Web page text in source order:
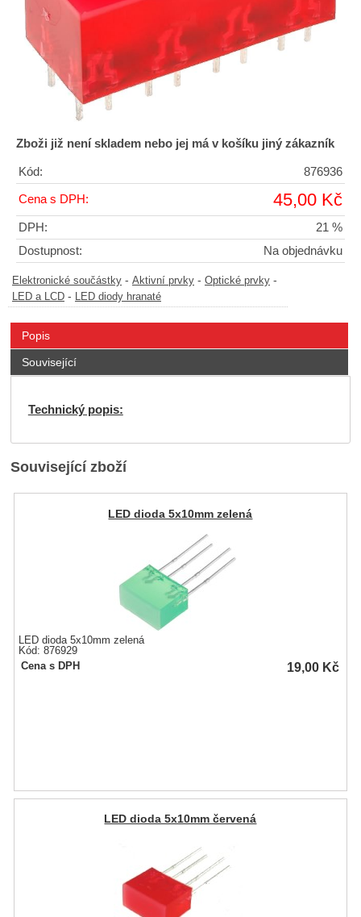
Zboži již není skladem nebo jej má v košíku jiný zákazník
Kód: 876936
Cena s DPH: 45,00 Kč
DPH:
21 %
Dostupnost:
Na objednávku
Elektronické součástky - Aktivní prvky - Optické prvky -
LED a LCD - LED diody hranaté
Popis
Související
Technický popis:
Související zboží
LED dioda 5x10mm zelená
LED dioda 5x10mm zelená
Kód: 876929
Cena s DPH
19,00 Kč
LED dioda 5x10mm červená